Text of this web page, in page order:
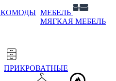
КОМОДЫ МЕБЕЛЬ
МЯГКАЯ МЕБЕЛЬ
ПРИКРОВАТНЫЕ